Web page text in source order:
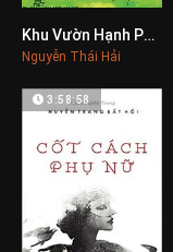
0
Khu Vườn Hạnh Phúc
Nguyễn Thái Hải
3:58:58